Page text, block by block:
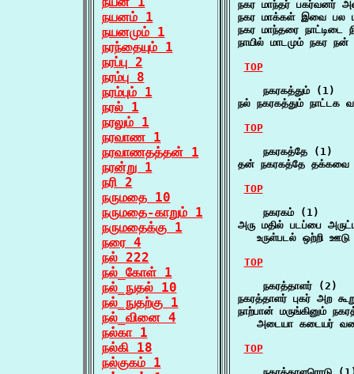
நயனம் 1
நயனமும் 1
நரந்தையும் 1
நரப்பு 2
நரம்பு 8
நரம்பும் 1
நரல் 1
நரலும் 1
நரவாண 1
நரவாணதத்தன் 1
நரன்று 1
நரி 2
நருமதை 10
நருமதை-காறும் 1
நருமதைக்கு 1
நரை 4
நல் 222
நல்_கோள் 1
நல்_நுதல் 10
நல்_நுதற்கு 1
நல்_வினை 4
நல்கா 1
நல்கி 18
நல்குகம் 1
நகர மாந்தர் பகர்வனர்
நகர மாக்கள் இவை பல
நகர மாந்தரை
நாயில் மாடமும் நகர நன்
TOP
    நகரகத்தும் (1)
நல் நகரகத்தும் நாட்டக
TOP
    நகரகத்தே (1)
தன் நகரகத்தே
TOP
    நகரகம் (1)
அரு மதில் படப்பை
உருள்படல் ஒற்றி
TOP
    நகரத்தாளர் (2)
நகரத்தாளர் புகர் அற
நாற்பான் மருங்கினும்
அடையா கடையர்
TOP